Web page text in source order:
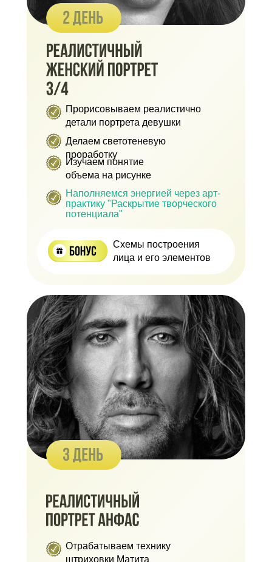
Схемы построения
лица и его элементов
Прорисовываем реалистично
детали портрета девушки
Делаем светотеневую
проработку
Изучаем понятие
объема на рисунке
Наполняемся энергией через арт-
практику "Раскрытие творческого
потенциала"
Отрабатываем технику
штриховки Матита